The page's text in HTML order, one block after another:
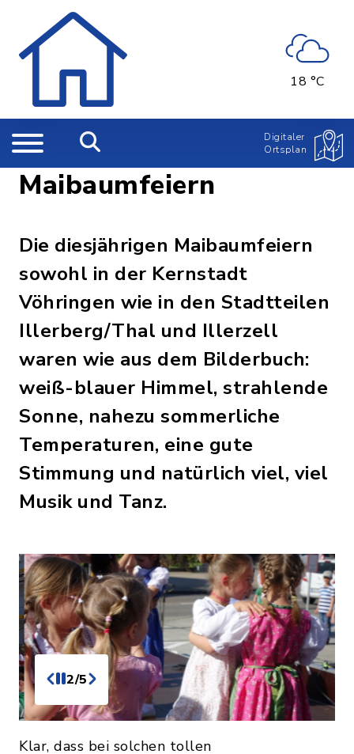
18 °C
Digitaler
Ortsplan
Maibaumfeiern
Die diesjährigen Maibaumfeiern
sowohl in der Kernstadt
Vöhringen wie in den Stadtteilen
Illerberg/Thal und Illerzell
waren wie aus dem Bilderbuch:
weiß-blauer Himmel, strahlende
Sonne, nahezu sommerliche
Temperaturen, eine gute
Stimmung und natürlich viel, viel
Musik und Tanz.
2/5
Klar, dass bei solchen tollen